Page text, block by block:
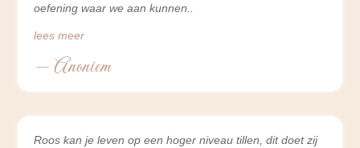
oefening waar we aan kunnen
lees meer
— Anoniem
Roos kan je leven op een hoger niveau tillen, dit doet zij